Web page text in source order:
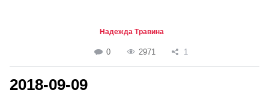
Надежда Травина
0 2971 1
2018-09-09